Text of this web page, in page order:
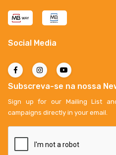
Social Media
Subscreva-se na nossa
Sign up for our Mailing List
campaigns directly in your email.